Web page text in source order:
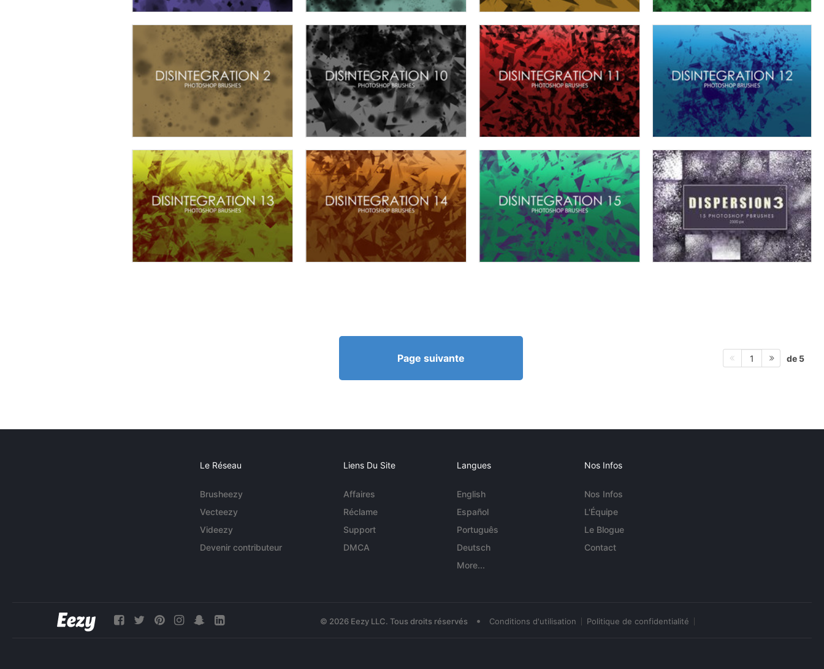
Page suivante 1 de 5
Le Réseau
Brusheezy
Vecteezy
Videezy
Devenir contributeur
Liens Du Site
Affaires
Réclame
Support
DMCA
Langues
English
Español
Português
Deutsch
More...
Nos Infos
Nos Infos
L'Équipe
Le Blogue
Contact
© 2026 Eezy LLC. Tous droits réservés • Conditions d'utilisation Politique de confidentialité